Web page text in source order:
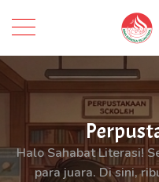
Halo Sahabat Literasi!
para juara. Di sini,